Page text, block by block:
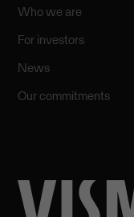
Who we are
For investors
News
Our commitments